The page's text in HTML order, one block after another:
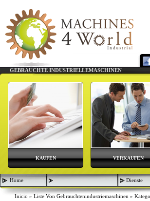
GEBRAUCHTE INDUSTRIELLEMASCHINEN
VERKAUFEN
KAUFEN
Home Dienste
Inicio » Liste Von Gebrauchtenindustriemaschinen »